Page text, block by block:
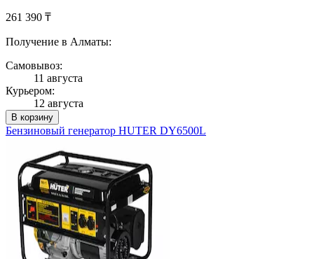
261 390 ₸
Получение в Алматы:
Самовывоз:
11 августа
Курьером:
12 августа
В корзину
Бензиновый генератор HUTER DY6500L